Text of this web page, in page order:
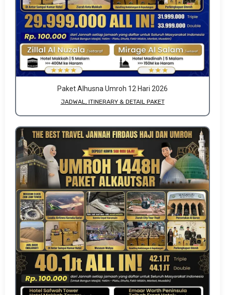
Paket Alhusna Umroh 12 Hari 2026
JADWAL, ITINERARY & DETAIL PAKET